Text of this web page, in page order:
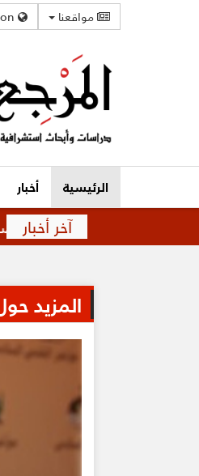
مواقعنا
الرئيسية أخبار
آخر أخبار
متوترة تفرضها تطورات
المزيد